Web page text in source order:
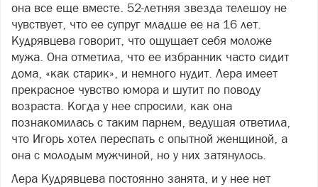
она все еще вместе. 52-летняя звезда телешоу не
чувствует, что ее супруг младше ее на 16 лет.
Кудрявцева говорит, что ощущает себя моложе
мужа. Она отметила, что ее избранник часто сидит
дома, «как старик», и немного нудит. Лера имеет
прекрасное чувство юмора и шутит по поводу
возраста. Когда у нее спросили, как она
познакомилась с таким парнем, ведущая ответила,
что Игорь хотел переспать с опытной женщиной, а
она с молодым мужчиной, но у них затянулось.
Лера Кудрявцева постоянно занята, и у нее нет